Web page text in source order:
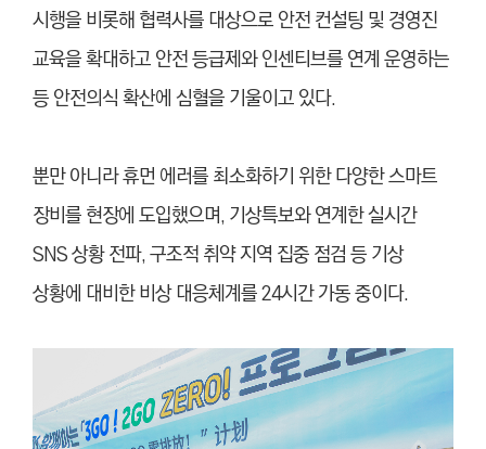
시행을 비롯해 협력사를 대상으로 안전 컨설팅 및 경영진
교육을 확대하고 안전 등급제와 인센티브를 연계 운영하는
등 안전의식 확산에 심혈을 기울이고 있다.
뿐만 아니라 휴먼 에러를 최소화하기 위한 다양한 스마트
장비를 현장에 도입했으며, 기상특보와 연계한 실시간
SNS 상황 전파, 구조적 취약 지역 집중 점검 등 기상
상황에 대비한 비상 대응체계를 24시간 가동 중이다.